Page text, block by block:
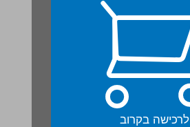
לרכישה בקרוב